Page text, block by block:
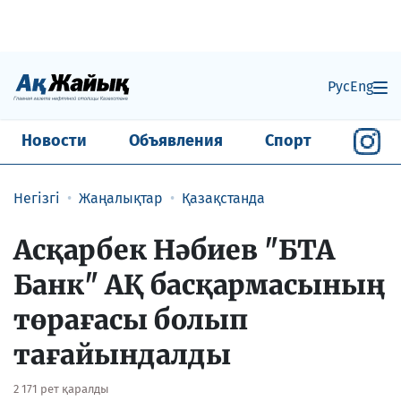
РусEng
Новости Объявления Спорт
Негізгі Жаңалықтар Қазақстанда
Асқарбек Нәбиев "БТА
Банк" АҚ басқармасының
төрағасы болып
тағайындалды
2 171 рет қаралды